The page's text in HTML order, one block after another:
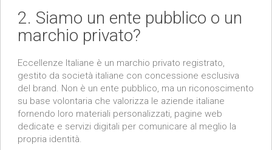
2. Siamo un ente pubblico o un
marchio privato?
Eccellenze Italiane è un marchio privato registrato,
gestito da società italiane con concessione esclusiva
del brand. Non è un ente pubblico, ma un riconoscimento
su base volontaria che valorizza le aziende italiane
fornendo loro materiali personalizzati, pagine web
dedicate e servizi digitali per comunicare al meglio la
propria identità.